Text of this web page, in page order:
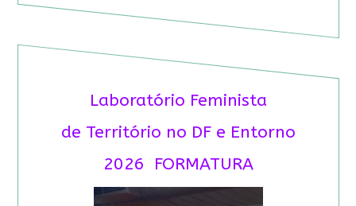
Laboratório Feminista
de Território no DF e Entorno
2026 FORMATURA